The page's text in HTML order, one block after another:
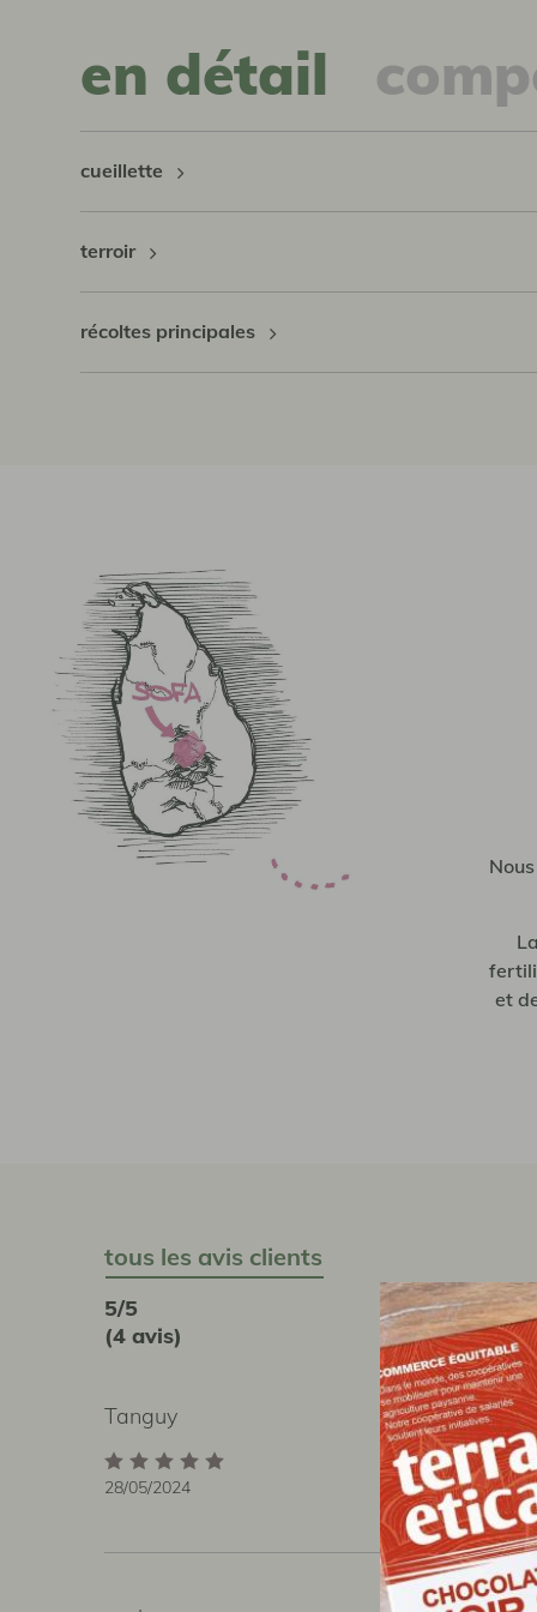
en détail
cueillette
terroir
récoltes principales
et
tous les avis clients
5/5
(4 avis)
Tanguy
28/05/2024
Excellent !!!
Vraiment
Les notes de